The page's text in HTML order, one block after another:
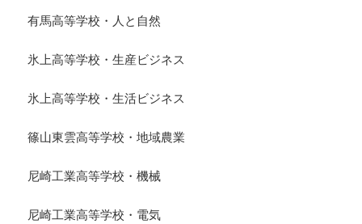
有馬高等学校・人と自然
氷上高等学校・生産ビジネス
氷上高等学校・生活ビジネス
篠山東雲高等学校・地域農業
尼崎工業高等学校・機械
尼崎工業高等学校・電気